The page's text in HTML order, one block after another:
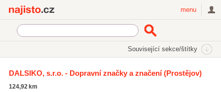
menu
Související sekce/štítky
DALSIKO, s.r.o. - Dopravní značky a značení(Prostějov)
124,92 km